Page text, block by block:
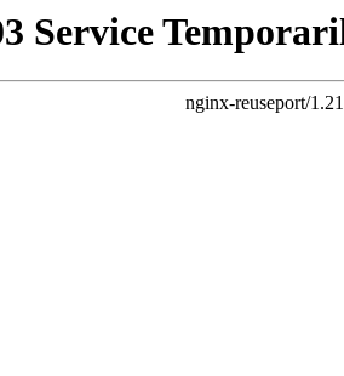
Service
nginx-reuseport/